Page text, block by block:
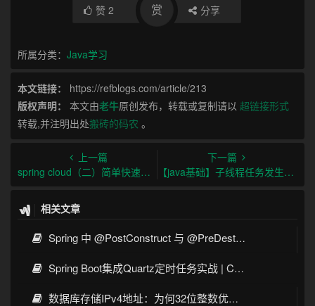
赞 2 赏 分享
所属分类： Java学习
本文链接：
https://refblogs.com/article/213
版权声明：
本文由老牛原创发布，转载或复制请以 超链接形式
转载,并注明出处搬砖的码农 。
上一篇
spring cloud（二）简单快速的实现负载均衡的功能
下一篇
【java基础】子线程任务发生异常，主线程事务如何回滚？
相关文章
Spring 中 @PostConstruct 与 @PreDestroy 的完整与实战
Spring Boot集成Quartz定时任务实战 | Cron表达式详解
数据库存储IPv4地址：为何32位整数优于字符串 | 性能分析